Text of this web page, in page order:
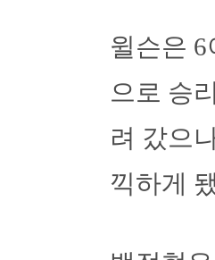
윌슨은
으로 승
려 갔으
끽하게